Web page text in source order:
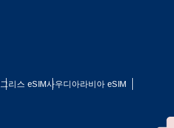
그리스 eSIM사우디아라비아 eSIM